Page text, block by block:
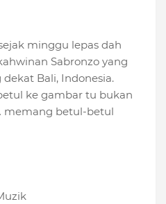
minggu lepas dah
Sabronzo yang
Bali, Indonesia.
ke gambar tu bukan
memang betul-betul